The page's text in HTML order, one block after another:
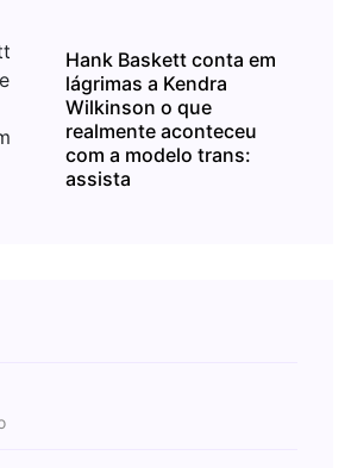
Hank Baskett conta em
lágrimas a Kendra
Wilkinson o que
realmente aconteceu
com a modelo trans:
assista